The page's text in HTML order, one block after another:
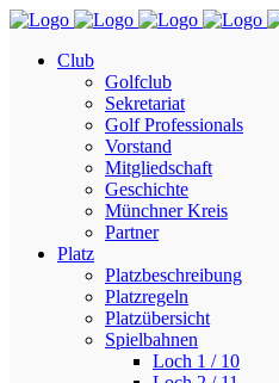
Club
Golfclub
Sekretariat
Golf Professionals
Vorstand
Mitgliedschaft
Geschichte
Münchner Kreis
Partner
Platz
Platzbeschreibung
Platzregeln
Platzübersicht
Spielbahnen
Loch 1 / 10